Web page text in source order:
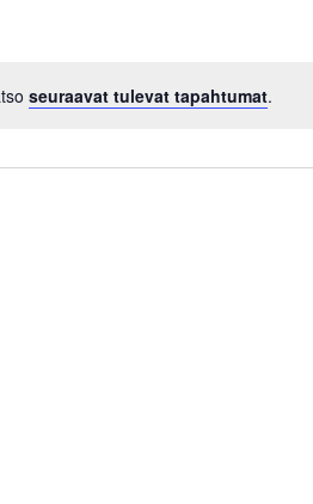
seuraavat tulevat tapahtumat.